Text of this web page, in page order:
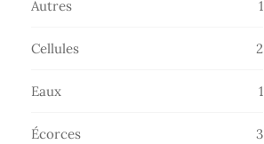
Autres
1
Cellules
2
Eaux
1
Écorces
33